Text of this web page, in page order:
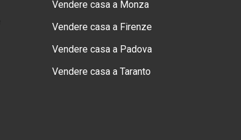
Vendere casa a Monza
Vendere casa a Firenze
Vendere casa a Padova
Vendere casa a Taranto